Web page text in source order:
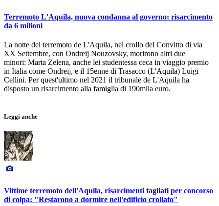
Terremoto L'Aquila, nuova condanna al governo: risarcimento
da 6 milioni
La notte del terremoto de L'Aquila, nel crollo del Convitto di via
XX Settembre, con Ondreij Nouzovsky, morirono altri due
minori: Marta Zelena, anche lei studentessa ceca in viaggio premio
in Italia come Ondreij, e il 15enne di Trasacco (L'Aquila) Luigi
Cellini. Per quest'ultimo nel 2021 il tribunale de L'Aquila ha
disposto un risarcimento alla famiglia di 190mila euro.
Leggi anche
Vittime terremoto dell'Aquila, risarcimenti tagliati per concorso
di colpa: "Restarono a dormire nell'edificio crollato"